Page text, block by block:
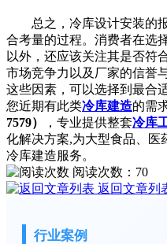
总之，冷库设计安装的报
合考量的过程。消费者在选
以外，还应该关注其是否符
市场竞争力以及厂家的信誉
这些因素，可以选择到最合
您近期有此类冷库建造的需
7579）
，专业提供整套冷库
化解决方案,为大型食品、医
冷库建造服务。
阅读次数： 70
返回文章列
行业案例